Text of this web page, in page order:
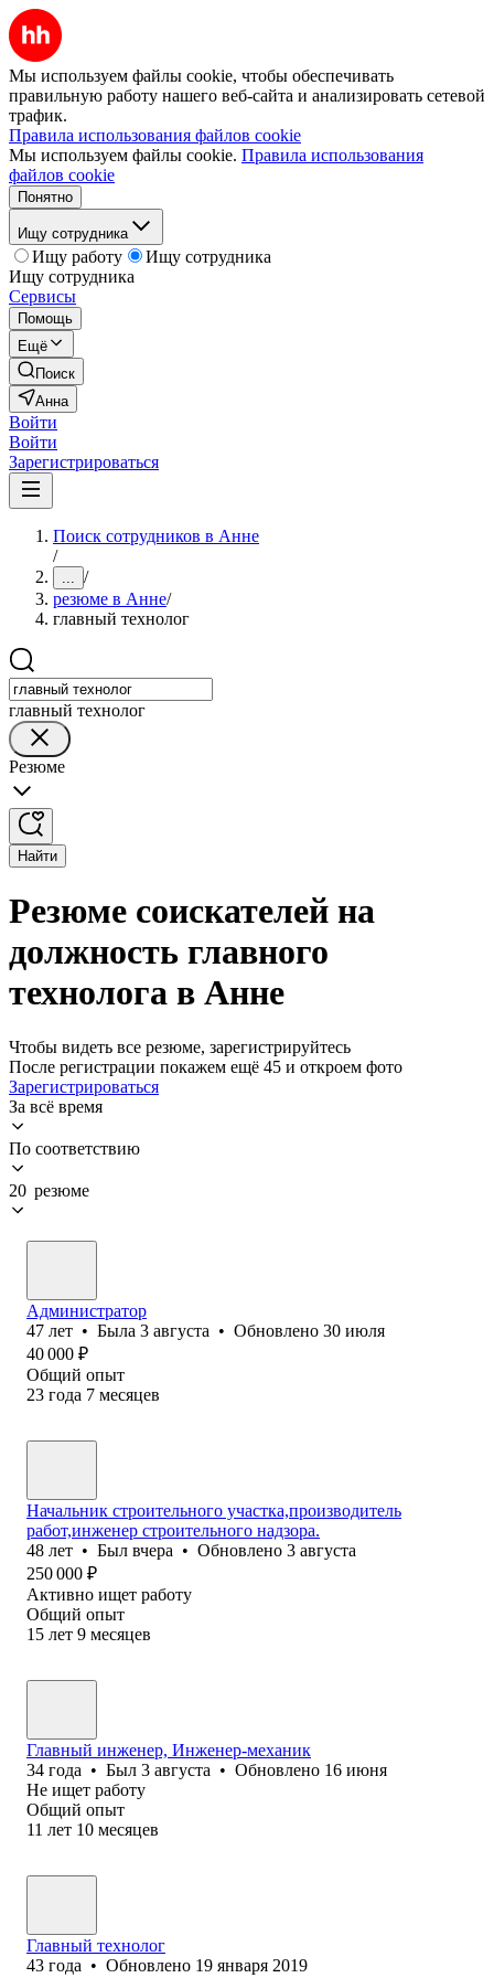
Мы используем файлы cookie, чтобы обеспечивать
правильную работу нашего веб-сайта и анализировать сетевой
трафик.
Правила использования файлов cookie
Мы используем файлы cookie. Правила использования
файлов cookie
Понятно
Ищу сотрудника
Ищу работу
Ищу сотрудника
Ищу сотрудника
Сервисы
Помощь
Ещё
Поиск
Анна
Войти
Войти
Зарегистрироваться
Поиск сотрудников в Анне
/
... /
резюме в Анне/
главный технолог
главный технолог
Резюме
Найти
Резюме соискателей на
должность главного
технолога в Анне
Чтобы видеть все резюме, зарегистрируйтесь
После регистрации покажем ещё 45 и откроем фото
Зарегистрироваться
За всё время
По соответствию
20 резюме
Администратор
47 лет • Была 3 августа • Обновлено 30 июля
40 000 ₽
Общий опыт
23 года 7 месяцев
Начальник строительного участка,производитель
работ,инженер строительного надзора.
48 лет • Был вчера • Обновлено 3 августа
250 000 ₽
Активно ищет работу
Общий опыт
15 лет 9 месяцев
Главный инженер, Инженер-механик
34 года • Был 3 августа • Обновлено 16 июня
Не ищет работу
Общий опыт
11 лет 10 месяцев
Главный технолог
43 года • Обновлено 19 января 2019